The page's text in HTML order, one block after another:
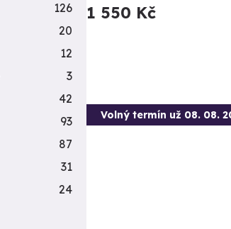
1 550 Kč
Volný termín už 08. 08.
126
20
12
3
42
93
87
31
24